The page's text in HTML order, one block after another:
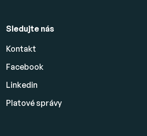
Sledujte nás
Kontakt
Facebook
Linkedin
Platovésprávy